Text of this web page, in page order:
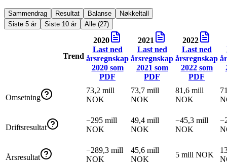
Sammendrag Resultat Balanse
Nøkkeltall
Siste 5 år
Siste 10 år Alle (27)
Trend
2020
Last ned
årsregnskap
2020som
PDF
2021
Last ned
årsregnskap
2021 som
PDF
2022
Last ned
årsregnskap
2022som
PDF
Omsetning
73,2 mill
NOK
73,7 mill
NOK
81,6 mill
NOK
Driftsresultat
−295 mill
NOK
49,4 mill
NOK
−45,3 mill
NOK
Årsresultat
−289,3 mill
NOK
45,6 mill
NOK
5 mill NOK